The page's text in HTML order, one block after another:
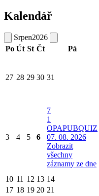
Kalendář
Srpen2026
Po Út St Čt Pá
27 28 29 30 31
3 4 5 6
7
1
OPAPUBQUIZ
07. 08. 2026
Zobrazit
všechny
záznamy ze dne
10 11 12 13 14
17 18 19 20 21